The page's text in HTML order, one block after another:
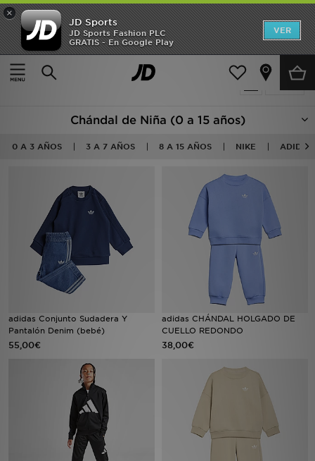
×
JD Sports
JD Sports Fashion PLC
GRATIS - En Google Play
VER
Página principal
Niños
115 productos encontrados
Chándal de Niña (0 a 15 años)
0 A 3 AÑOS 3 A 7 AÑOS 8 A 15 AÑOS NIKE ADIDAS
adidas Conjunto Sudadera Y
Pantalón Denim (bebé)
55,00€
adidas CHÁNDAL HOLGADO DE
CUELLO REDONDO
38,00€
Hombre
Mujer
Estilo
Deportes & Fitness
JD Fútbol
Ofertas
TARJETA REGALO
MI JD